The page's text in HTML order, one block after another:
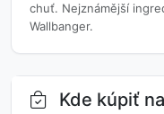
chuť. Nejznámější
Wallbanger.
Kde kúpiť